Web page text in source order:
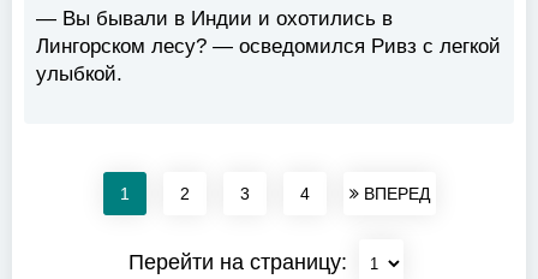
— Вы бывали в Индии и охотились в
Лингорском лесу? — осведомился Ривз с легкой
улыбкой.
1 2 3 4 ВПЕРЕД
Перейти на страницу: